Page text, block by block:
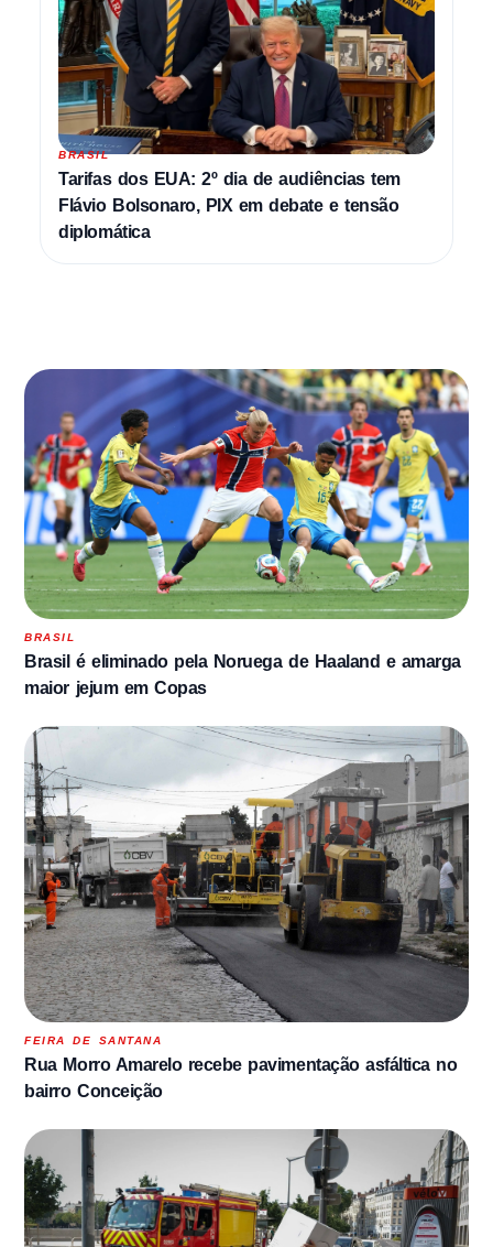
BRASIL
Tarifas dos EUA: 2º dia de audiências tem
Flávio Bolsonaro, PIX em debate e tensão
diplomática
BRASIL
Brasil é eliminado pela Noruega de Haaland e amarga
maior jejum em Copas
FEIRA DE SANTANA
Rua Morro Amarelo recebe pavimentação asfáltica no
bairro Conceição